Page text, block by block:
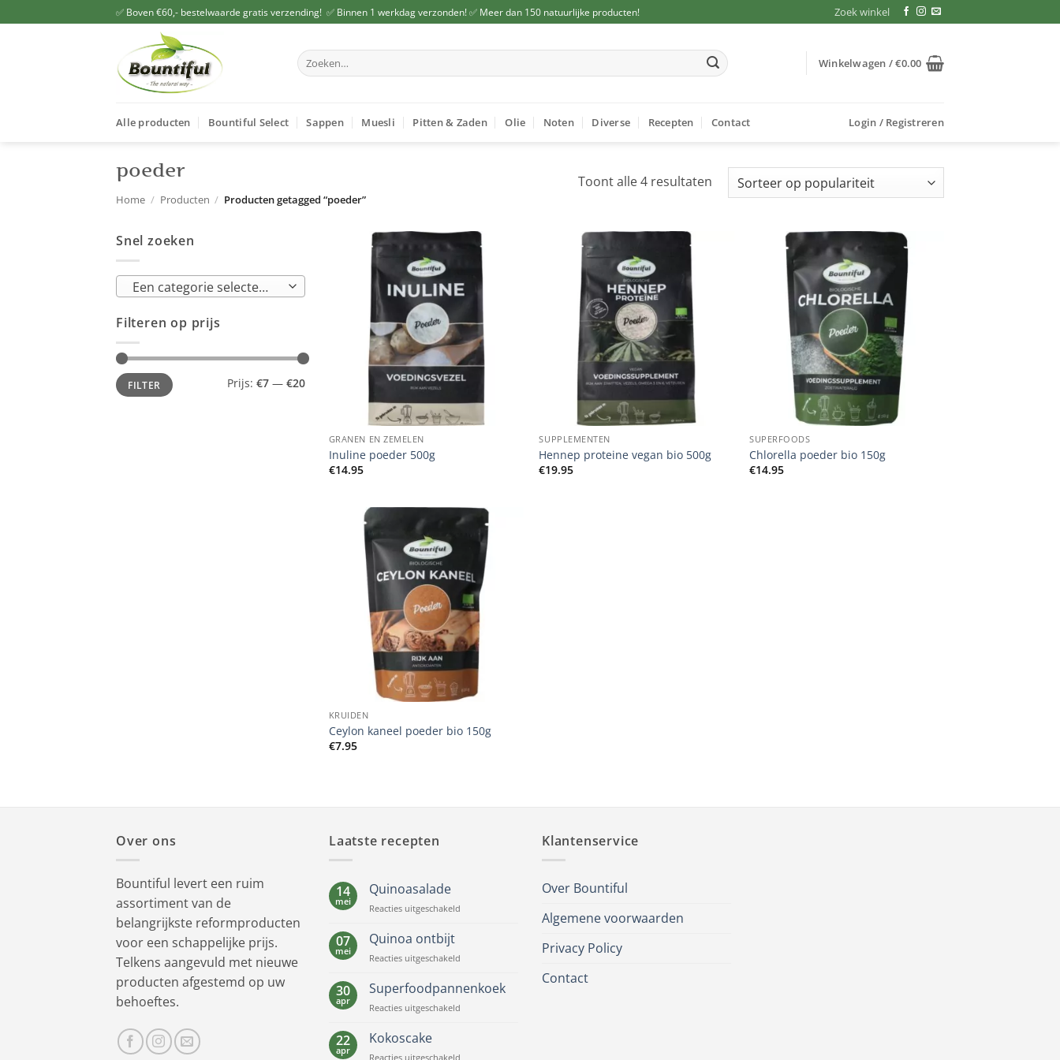
naar
✅ Boven €60,- bestelwaarde gratis verzending! ✅ Binnen 1 werkdag verzonden! ✅ Meer dan 150 natuurlijke producten! Zoek winkel
Zoeken
naar:
Winkelwagen /€0.00
Alle producten Bountiful Select Sappen Muesli Pitten & Zaden Olie Noten Diverse Recepten Contact Login / Registreren
poeder
Home / Producten / Producten getagged “poeder”
Toont alle 4 resultatenGesorteerd
Snel zoeken
Een categorie selecteren
Filteren op prijs
Min.
prijs
Max.
prijsFILTER Prijs: €7 — €20
GRANEN EN ZEMELEN
Inuline poeder 500g
€14.95
SUPPLEMENTEN
Hennep proteine vegan bio 500g
€19.95
SUPERFOODS
Chlorella poeder bio 150g
€14.95
KRUIDEN
Ceylon kaneel poeder bio 150g
€7.95
Over ons
Bountiful levert een ruim
assortiment van de
belangrijkste reformproducten
voor een schappelijke prijs.
Telkens aangevuld met nieuwe
producten afgestemd op uw
behoeftes.
Laatste recepten
14
mei
Quinoasalade
Reacties uitgeschakeld
07
mei
Quinoa ontbijt
Reacties uitgeschakeld
ontbijt
30
apr
Superfoodpannenkoek
Reacties uitgeschakeld
22
apr
Kokoscake
Reacties uitgeschakeld
Klantenservice
Over Bountiful
Algemene voorwaarden
Privacy Policy
Contact